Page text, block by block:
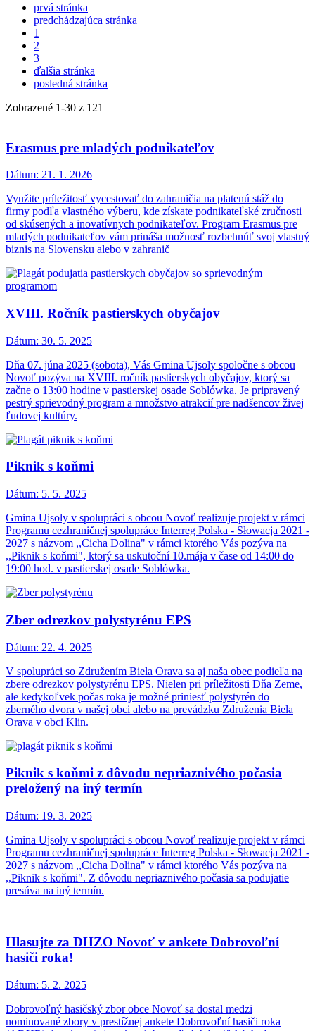
prvá stránka
predchádzajúca stránka
1
2
3
ďalšia stránka
posledná stránka
Zobrazené 1-30 z 121
Erasmus pre mladých podnikateľov
Dátum: 21. 1. 2026
Využite príležitosť vycestovať do zahraničia na platenú stáž do
firmy podľa vlastného výberu, kde získate podnikateľské zručnosti
od skúsených a inovatívnych podnikateľov. Program Erasmus pre
mladých podnikateľov vám prináša možnosť rozbehnúť svoj vlastný
biznis na Slovensku alebo v zahranič
XVIII. Ročník pastierskych obyčajov
Dátum: 30. 5. 2025
Dňa 07. júna 2025 (sobota), Vás Gmina Ujsoly spoločne s obcou
Novoť pozýva na XVIII. ročník pastierskych obyčajov, ktorý sa
začne o 13:00 hodine v pastierskej osade Soblówka. Je pripravený
pestrý sprievodný program a množstvo atrakcií pre nadšencov živej
ľudovej kultúry.
Piknik s koňmi
Dátum: 5. 5. 2025
Gmina Ujsoly v spolupráci s obcou Novoť realizuje projekt v rámci
Programu cezhraničnej spolupráce Interreg Polska - Słowacja 2021 -
2027 s názvom ,,Cicha Dolina" v rámci ktorého Vás pozýva na
,,Piknik s koňmi", ktorý sa uskutoční 10.mája v čase od 14:00 do
19:00 hod. v pastierskej osade Soblówka.
Zber odrezkov polystyrénu EPS
Dátum: 22. 4. 2025
V spolupráci so Združením Biela Orava sa aj naša obec podieľa na
zbere odrezkov polystyrénu EPS. Nielen pri príležitosti Dňa Zeme,
ale kedykoľvek počas roka je možné priniesť polystyrén do
zberného dvora v našej obci alebo na prevádzku Združenia Biela
Orava v obci Klin.
Piknik s koňmi z dôvodu nepriaznivého počasia
preložený na iný termín
Dátum: 19. 3. 2025
Gmina Ujsoly v spolupráci s obcou Novoť realizuje projekt v rámci
Programu cezhraničnej spolupráce Interreg Polska - Słowacja 2021 -
2027 s názvom ,,Cicha Dolina" v rámci ktorého Vás pozýva na
,,Piknik s koňmi". Z dôvodu nepriaznivého počasia sa podujatie
presúva na iný termín.
Hlasujte za DHZO Novoť v ankete Dobrovoľní
hasiči roka!
Dátum: 5. 2. 2025
Dobrovoľný hasičský zbor obce Novoť sa dostal medzi
nominované zbory v prestížnej ankete Dobrovoľní hasiči roka